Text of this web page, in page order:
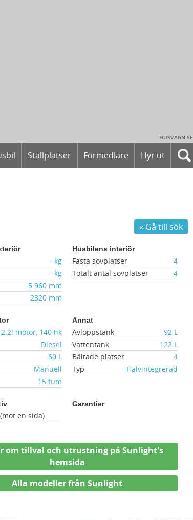
HUSVAGN.SE
Ställplatser Förmedlare Hyr ut
« Gå till sök
- kg
- kg
5 960 mm
2320 mm
Husbilens interiör
Fasta sovplatser
4
Totalt antal sovplatser
4
2.2l motor, 140 hk
Diesel
60 L
Manuell
15 tum
Annat
Avloppstank
92 L
Vattentank
122 L
Bältade platser
4
Typ
Halvintegrerad
en sida)
Garantier
om tillval och utrustning på Sunlight's
hemsida
Alla modeller från Sunlight